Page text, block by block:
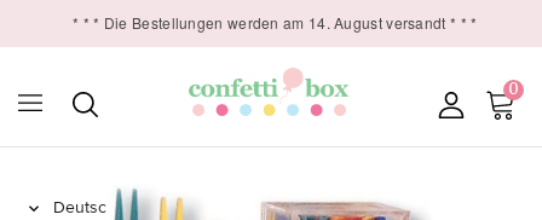
* * * Die Bestellungen werden am 14. August versandt * * *
0
